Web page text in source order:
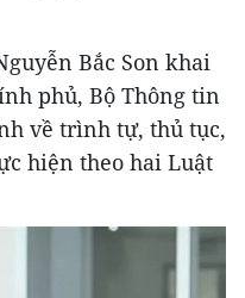
Bắc Son khai
phủ, Bộ Thông tin
về trình tự, thủ tục,
hiện theo hai Luật